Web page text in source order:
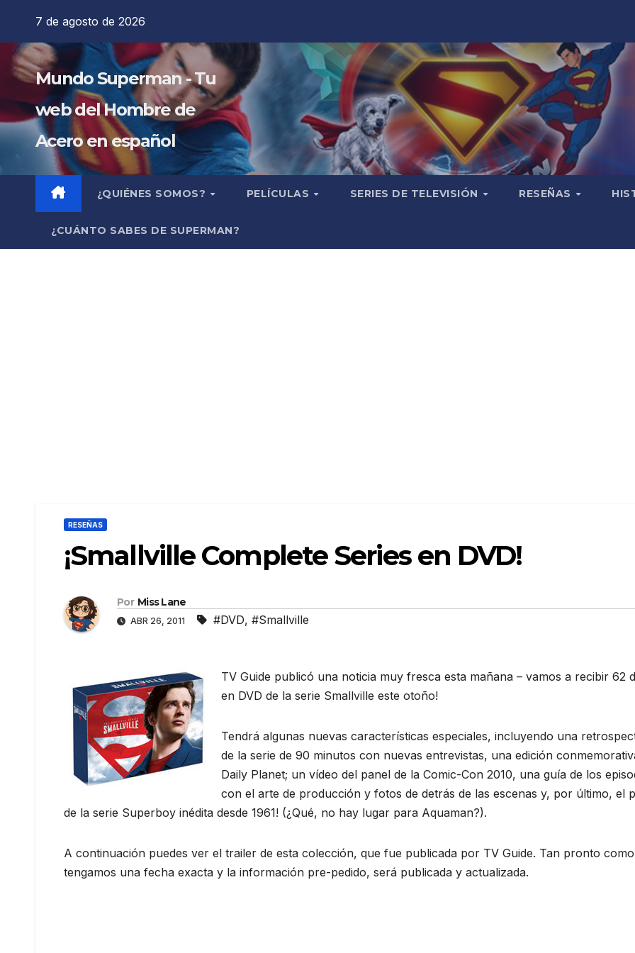
contenido
7 de agosto de 2026
Mundo Superman - Tu
web del Hombre de
Acero en español
¿QUIÉNES SOMOS? PELÍCULAS SERIES DE TELEVISIÓN RESEÑAS
¿CUÁNTO SABES DE SUPERMAN?
RESEÑAS
¡Smallville Complete Series en DVD!
Por Miss Lane
ABR 26, 2011 #DVD, #Smallville
TV Guide publicó una noticia muy fresca esta mañana – vamos a recibir 62
en DVD de la serie Smallville este otoño!
Tendrá algunas nuevas características especiales, incluyendo una
de la serie de 90 minutos con nuevas entrevistas, una edición
Daily Planet; un vídeo del panel de la Comic-Con 2010, una guía de los
con el arte de producción y fotos de detrás de las escenas y, por último, el
de la serie Superboy inédita desde 1961! (¿Qué, no hay lugar para Aquaman?).
A continuación puedes ver el trailer de esta colección, que fue publicada por TV Guide. Tan pronto como
tengamos una fecha exacta y la información pre-pedido, será publicada y actualizada.